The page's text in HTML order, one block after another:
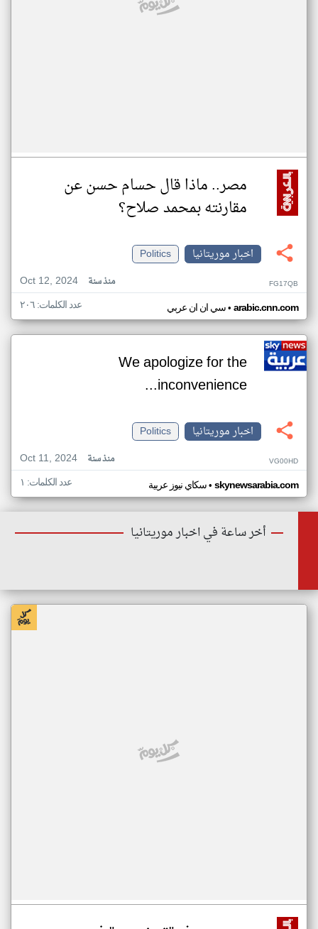
مصر.. ماذا قال حسام حسن عن
مقارنته بمحمد صلاح؟
اخبار موريتانيا
Politics
Oct 12, 2024
منذ سنة FG17QB
سي ان ان عربي• arabic.cnn.com عدد الكلمات: ٢٠٦
We apologize for the
inconvenience...
اخبار موريتانيا
Politics
Oct 11, 2024
منذ سنة VG00HD
سكاي نيوز عربية• skynewsarabia.com عدد الكلمات: ١
أخر ساعة في اخبار موريتانيا